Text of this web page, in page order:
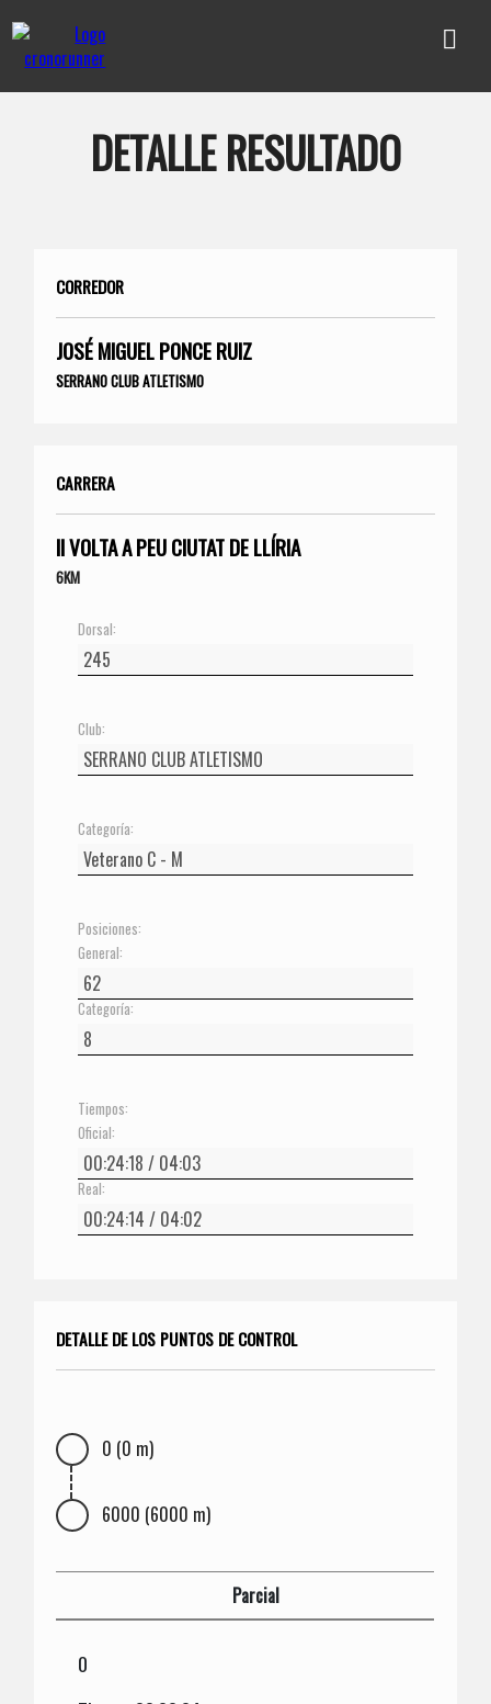
DETALLE RESULTADO
CORREDOR
JOSÉ MIGUEL PONCE RUIZ
SERRANO CLUB ATLETISMO
CARRERA
II VOLTA A PEU CIUTAT DE LLÍRIA
6KM
Dorsal:
Club:
Categoría:
Posiciones:
General:
Categoría:
Tiempos:
Oficial:
Real:
DETALLE DE LOS PUNTOS DE CONTROL
0 (0 m)
6000 (6000 m)
Parcial
0